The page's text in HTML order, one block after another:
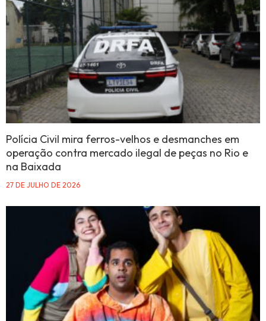
Polícia Civil mira ferros-velhos e desmanches em
operação contra mercado ilegal de peças no Rio e
na Baixada
27 DE JULHO DE 2026